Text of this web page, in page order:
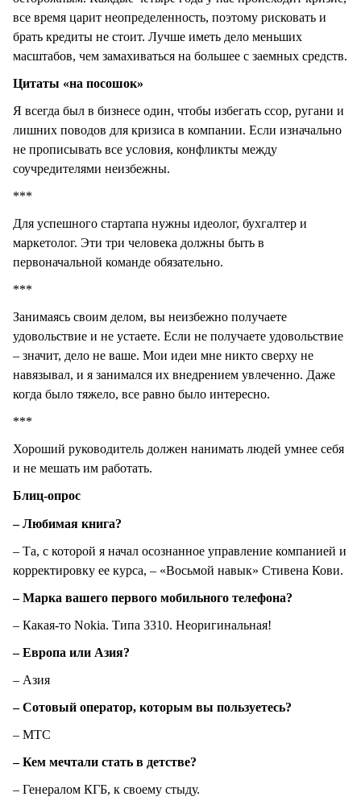
все время царит неопределенность, поэтому рисковать и
брать кредиты не стоит. Лучше иметь дело меньших
масштабов, чем замахиваться на большее с заемных средств.
Цитаты «на посошок»
Я всегда был в бизнесе один, чтобы избегать ссор, ругани и
лишних поводов для кризиса в компании. Если изначально
не прописывать все условия, конфликты между
соучредителями неизбежны.
***
Для успешного стартапа нужны идеолог, бухгалтер и
маркетолог. Эти три человека должны быть в
первоначальной команде обязательно.
***
Занимаясь своим делом, вы неизбежно получаете
удовольствие и не устаете. Если не получаете удовольствие
– значит, дело не ваше. Мои идеи мне никто сверху не
навязывал, и я занимался их внедрением увлеченно. Даже
когда было тяжело, все равно было интересно.
***
Хороший руководитель должен нанимать людей умнее себя
и не мешать им работать.
Блиц-опрос
– Любимая книга?
– Та, с которой я начал осознанное управление компанией и
корректировку ее курса, – «Восьмой навык» Стивена Кови.
– Марка вашего первого мобильного телефона?
– Какая-то Nokia. Типа 3310. Неоригинальная!
– Европа или Азия?
– Азия
– Сотовый оператор, которым вы пользуетесь?
– МТС
– Кем мечтали стать в детстве?
– Генералом КГБ, к своему стыду.